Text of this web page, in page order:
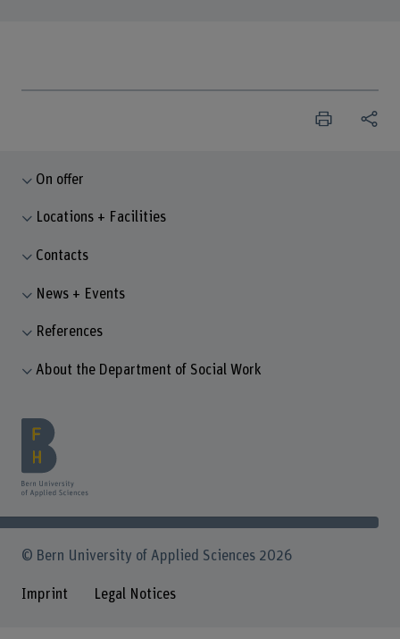
On offer
Locations + Facilities
Contacts
News + Events
References
About the Department of Social Work
© Bern University of Applied Sciences 2026
Imprint Legal Notices